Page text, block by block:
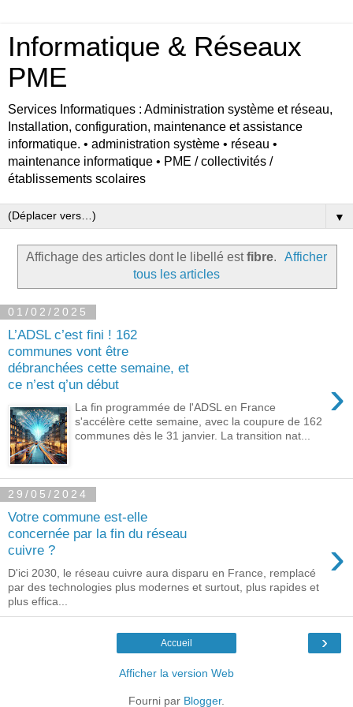
Informatique & Réseaux
PME
Services Informatiques : Administration système et réseau,
Installation, configuration, maintenance et assistance
informatique. • administration système • réseau •
maintenance informatique • PME / collectivités /
établissements scolaires
▼
Affichage des articles dont le libellé estfibre.
Afficher
tous les articles
01/02/2025
L’ADSL c’est fini ! 162
communes vont être
débranchées cette semaine, et
ce n’est q’un début
›
La fin programmée de l'ADSL en France
s'accélère cette semaine, avec la coupure de 162
communes dès le 31 janvier. La transition nat...
29/05/2024
Votre commune est-elle
concernée par la fin du réseau
cuivre ?
›
D'ici 2030, le réseau cuivre aura disparu en France, remplacé
par des technologies plus modernes et surtout, plus rapides et
plus effica...
›
Accueil
Afficher la version Web
Fourni par Blogger.